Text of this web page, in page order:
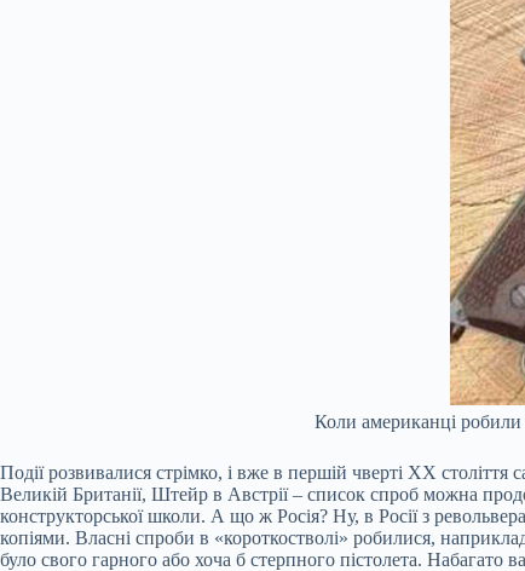
Коли американці робили
Події розвивалися стрімко, і вже в першій чверті XX
Великій Британії, Штейр в Австрії – список спроб можна
конструкторської школи. А що ж Росія? Ну, в Росії з
копіями. Власні спроби в «короткостволі» робилися,
було свого гарного або хоча б стерпного пістолета. Набагато